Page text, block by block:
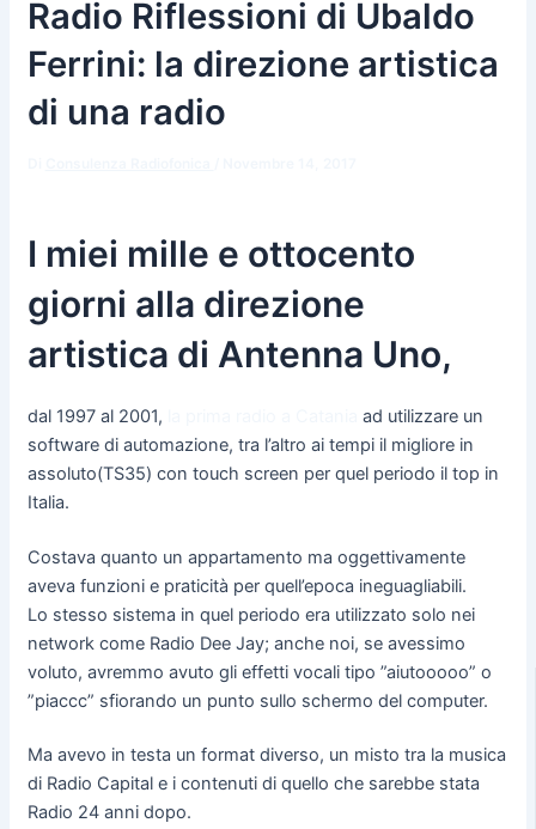
Radio Riflessioni di Ubaldo
Ferrini: la direzione artistica
di una radio
I miei mille e ottocento
giorni alla direzione
artistica di Antenna Uno,
dal 1997 al 2001,
ad utilizzare un
software di automazione, tra l’altro ai tempi il migliore in
assoluto(TS35) con touch screen per quel periodo il top in
Italia.
Costava quanto un appartamento ma oggettivamente
aveva funzioni e praticità per quell’epoca ineguagliabili.
Lo stesso sistema in quel periodo era utilizzato solo nei
network come Radio Dee Jay; anche noi, se avessimo
voluto, avremmo avuto gli effetti vocali tipo ”aiutooooo” o
”piaccc” sfiorando un punto sullo schermo del computer.
Ma avevo in testa un format diverso, un misto tra la musica
di Radio Capital e i contenuti di quello che sarebbe stata
Radio 24 anni dopo.